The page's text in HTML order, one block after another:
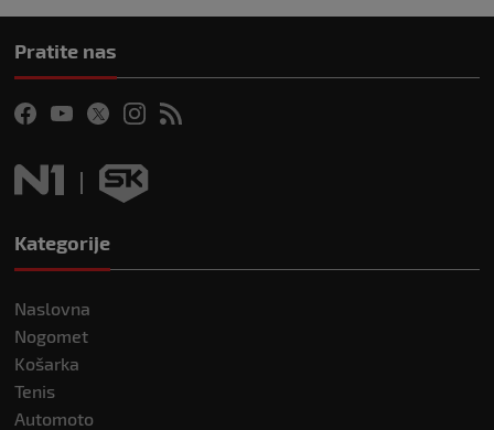
Pratite nas
Kategorije
Naslovna
Nogomet
Košarka
Tenis
Automoto